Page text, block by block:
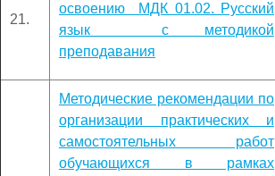
21.
освоению МДК 01.02. Русский
язык с методикой
преподавания
Методические рекомендации по
организации практических и
самостоятельных работ
обучающихся в рамках